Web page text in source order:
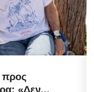
προς
«Δεν...